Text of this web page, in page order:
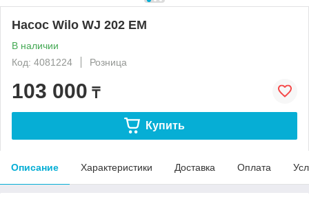
Насос Wilo WJ 202 EM
В наличии
Код: 4081224
Розница
103 000 ₸
Купить
Описание Характеристики Доставка Оплата